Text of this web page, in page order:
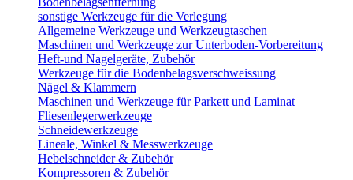
sonstige Werkzeuge für die Verlegung
Allgemeine Werkzeuge und Werkzeugtaschen
Maschinen und Werkzeuge zur Unterboden-Vorbereitung
Heft-und Nagelgeräte, Zubehör
Werkzeuge für die Bodenbelagsverschweissung
Nägel & Klammern
Maschinen und Werkzeuge für Parkett und Laminat
Fliesenlegerwerkzeuge
Schneidewerkzeuge
Lineale, Winkel & Messwerkzeuge
Hebelschneider & Zubehör
Kompressoren & Zubehör